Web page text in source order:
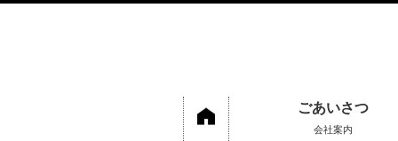
ごあいさつ
会社案内